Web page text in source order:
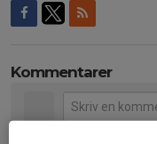
Kommentarer